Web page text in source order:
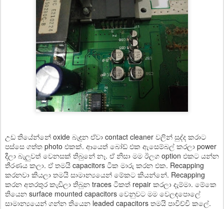
උඩ තියේන්නේ oxide බැඳුන ඒවා contact cleaner වලින් සුද්ද කරාට
පස්සෙ ගත්ත photo එකක්. ආයෙත් බෝඩ් එක ඇසෙම්බල් කරලා power
දීලා බැලුවත් වෙනසක් තිබුනේ නෑ. ඒ නිසා මම ඊලග option එකට යන්න
තීරණය කලා. ඒ තමයි capacitors ටික මාරු කරන එක. Recapping
කරනවා කියලා තමයි සාමාන්‍යයෙන් මේකට කියන්නේ. Recapping
කරන අතරතුර කැඩිලා තිබුන traces ටිකත් repair කරලා දැම්මා. මේකෙ
තියෙන surface mounted capacitors වෙනුවට මම වෙලඳපොලේ
සාමාන්‍යයෙන් ගන්න තියෙන leaded capacitors තමයි පාවිච්චි ක‍ලේ.